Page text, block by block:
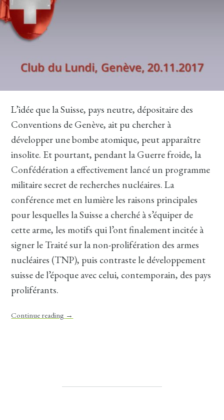
L’idée que la Suisse, pays neutre, dépositaire des
Conventions de Genève, ait pu chercher à
développer une bombe atomique, peut apparaître
insolite. Et pourtant, pendant la Guerre froide, la
Confédération a effectivement lancé un programme
militaire secret de recherches nucléaires. La
conférence met en lumière les raisons principales
pour lesquelles la Suisse a cherché à s’équiper de
cette arme, les motifs qui l’ont finalement incitée à
signer le Traité sur la non-prolifération des armes
nucléaires (TNP), puis contraste le développement
suisse de l’époque avec celui, contemporain, des pays
proliférants.
Continue reading →